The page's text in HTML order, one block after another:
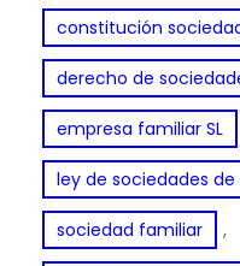
constitución
derecho de
empresa familiar SL
ley de sociedades
sociedad familiar ,